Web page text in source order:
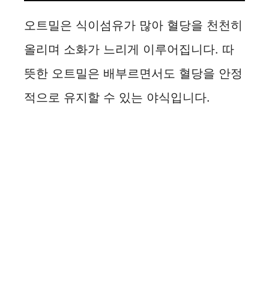
오트밀은 식이섬유가 많아 혈당을 천천히
올리며 소화가 느리게 이루어집니다. 따
뜻한 오트밀은 배부르면서도 혈당을 안정
적으로 유지할 수 있는 야식입니다.